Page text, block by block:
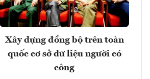
Xây dựng đồng bộ trên toàn
quốc cơ sở dữ liệu người có
công